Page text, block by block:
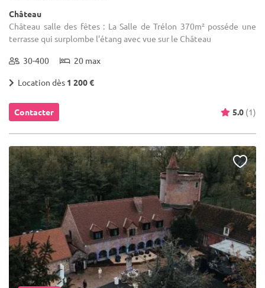
Château
Château salle des fêtes : La Salle de Trélon 370m² posséde une
terrasse qui surplombe l'étang avec vue sur le Château
30-400 20 max
Location dès 1 200 €
Contacter 5.0 (1)